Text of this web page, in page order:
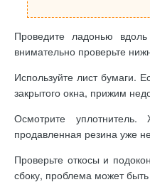
Проведите ладонью
внимательно проверьте
Используйте лист бумаги.
закрытого окна, прижим
Осмотрите уплотнитель.
продавленная резина уже
Проверьте откосы и
сбоку, проблема может